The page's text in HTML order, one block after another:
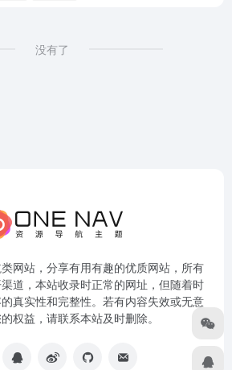
没有了
网站，分享有用有趣的优质网站，所有
道，本站收录时正常的网址，但随着时
真实性和完整性。若有内容失效或无意
权益，请联系本站及时删除。